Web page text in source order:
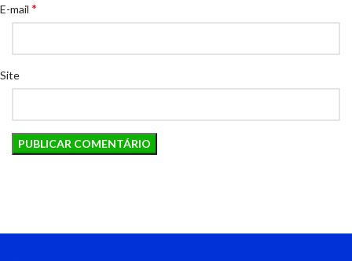
E-mail *
Site